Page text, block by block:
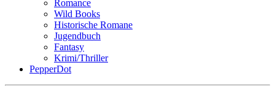
Romance
Wild Books
Historische Romane
Jugendbuch
Fantasy
Krimi/Thriller
PepperDot